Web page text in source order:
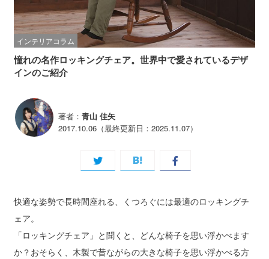
インテリアコラム
憧れの名作ロッキングチェア。世界中で愛されているデザ
インのご紹介
著者： 青山 佳矢
2017.10.06（最終更新日：2025.11.07）
快適な姿勢で長時間座れる、くつろぐには最適のロッキングチ
ェア。
「ロッキングチェア」と聞くと、どんな椅子を思い浮かべます
か？おそらく、木製で昔ながらの大きな椅子を思い浮かべる方